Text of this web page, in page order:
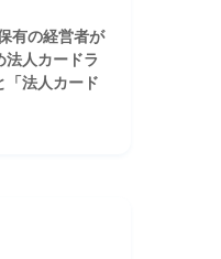
有の経営者が
法人カードラ
「法人カード